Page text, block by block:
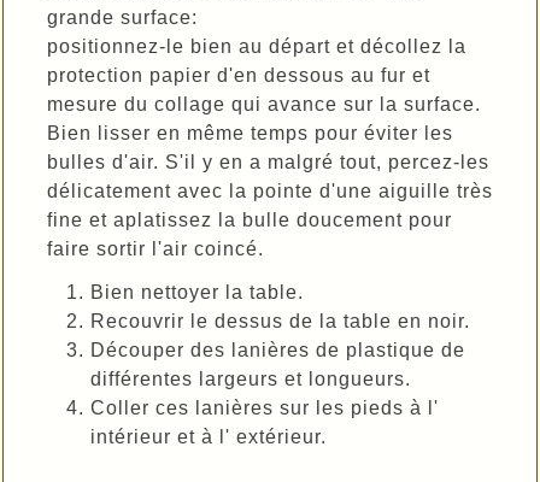
grande surface:
positionnez-le bien au départ et décollez la
protection papier d'en dessous au fur et
mesure du collage qui avance sur la surface.
Bien lisser en même temps pour éviter les
bulles d'air. S'il y en a malgré tout, percez-les
délicatement avec la pointe d'une aiguille très
fine et aplatissez la bulle doucement pour
faire sortir l'air coincé.
Bien nettoyer la table.
Recouvrir le dessus de la table en noir.
Découper des lanières de plastique de
différentes largeurs et longueurs.
Coller ces lanières sur les pieds à l'
intérieur et à l' extérieur.